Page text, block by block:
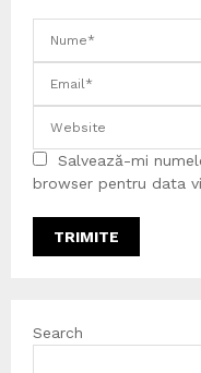
Salvează-mi
browser pentru data
Search